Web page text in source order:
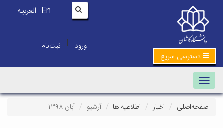
En العربیه
ورود | ثبت‌نام
دسترسی سریع
Toggle navigation
صفحه‌اصلی اخبار اطلاعیه ها آرشیو آبان ۱۳۹۸